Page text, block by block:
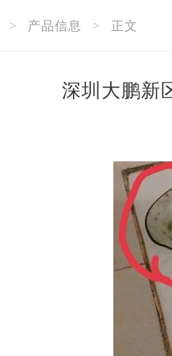
> 产品信息 > 正文
深圳大鹏新